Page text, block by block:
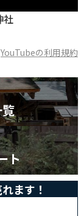
社
YouTubeの利用規約
ト
ます！